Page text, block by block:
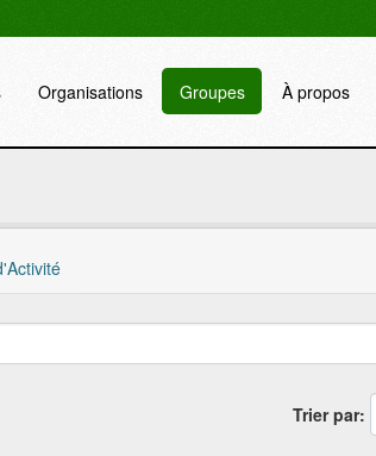
Organisations Groupes À propos
Trier par